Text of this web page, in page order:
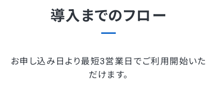
導入までのフロー
お申し込み日より最短3営業日でご利用開始いた
だけます。